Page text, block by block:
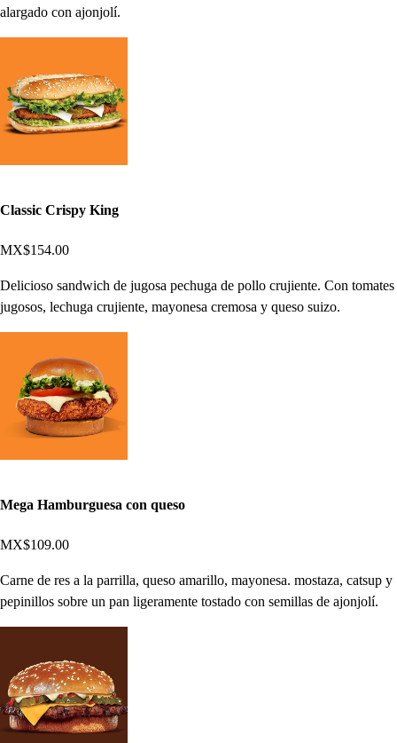
alargado con ajonjolí.
Classic Crispy King
MX$154.00
Delicioso sandwich de jugosa pechuga de pollo crujiente. Con tomates
jugosos, lechuga crujiente, mayonesa cremosa y queso suizo.
Mega Hamburguesa con queso
MX$109.00
Carne de res a la parrilla, queso amarillo, mayonesa. mostaza, catsup y
pepinillos sobre un pan ligeramente tostado con semillas de ajonjolí.